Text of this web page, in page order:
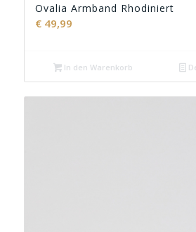
Ovalia Armband Rhodiniert
€49,99
In den Warenkorb